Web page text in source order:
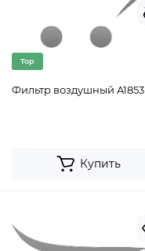
Top
Фильтр воздушный A1853
Купить